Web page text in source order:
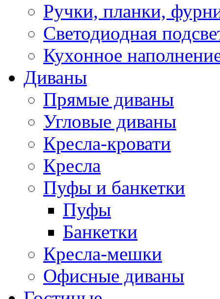
Ручки, планки,
Светодиодная
Кухонное
Диваны
Прямые диваны
Угловые диваны
Кресла-кровати
Кресла
Пуфы и банкетки
Пуфы
Банкетки
Кресла-мешки
Офисные диваны